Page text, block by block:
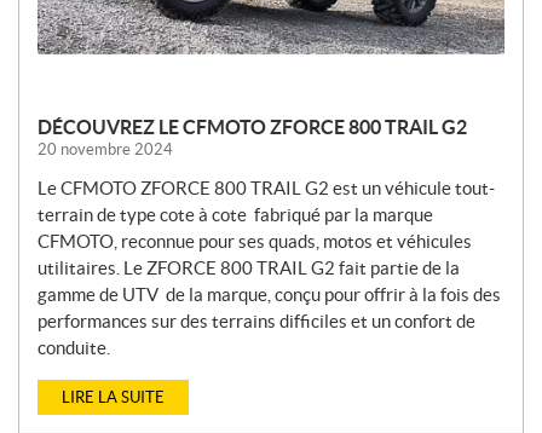
DÉCOUVREZ LE CFMOTO ZFORCE 800 TRAIL G2
20 novembre 2024
Le CFMOTO ZFORCE 800 TRAIL G2 est un véhicule tout-
terrain de type cote à cote fabriqué par la marque
CFMOTO, reconnue pour ses quads, motos et véhicules
utilitaires. Le ZFORCE 800 TRAIL G2 fait partie de la
gamme de UTV de la marque, conçu pour offrir à la fois des
performances sur des terrains difficiles et un confort de
conduite.
LIRE LA SUITE